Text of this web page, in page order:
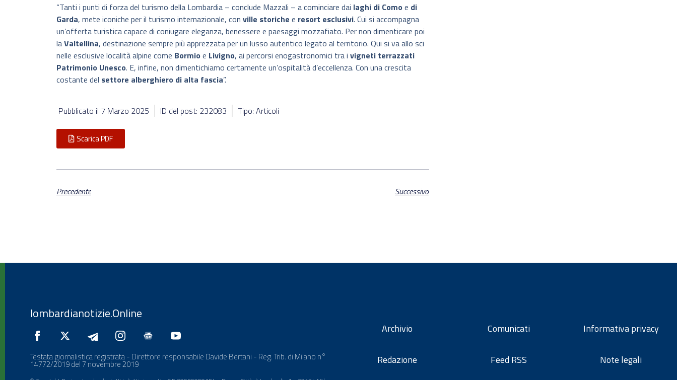
“Tanti i punti di forza del turismo della Lombardia – conclude Mazzali – a cominciare dai laghi di Como e di
Garda, mete iconiche per il turismo internazionale, con ville storiche e resort esclusivi. Cui si accompagna
un’offerta turistica capace di coniugare eleganza, benessere e paesaggi mozzafiato. Per non dimenticare poi
laValtellina, destinazione sempre più apprezzata per un lusso autentico legato al territorio. Qui si va allo sci
nelle esclusive località alpine come Bormio e Livigno, ai percorsi enogastronomici tra i vigneti terrazzati
Patrimonio Unesco. E, infine, non dimentichiamo certamente un’ospitalità d’eccellenza. Con una crescita
costante del settore alberghiero di alta fascia”.
Pubblicato il 7 Marzo 2025 ID del post: 232083 Tipo: Articoli
Scarica PDF
Precedente Successivo
lombardianotizie.Online
Testata giornalistica registrata - Direttore responsabile Davide Bertani - Reg. Trib. di Milano n°
14772/2019 del 7 novembre 2019
Archivio
Redazione
Comunicati
Feed RSS
Informativa privacy
Note legali